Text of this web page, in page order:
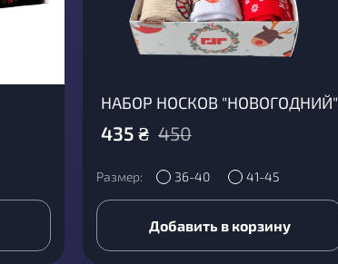
НАБОР НОСКОВ "НОВОГОДНИЙ"
450
435 ₴
Размер: 36-40 41-45
Добавить в корзину